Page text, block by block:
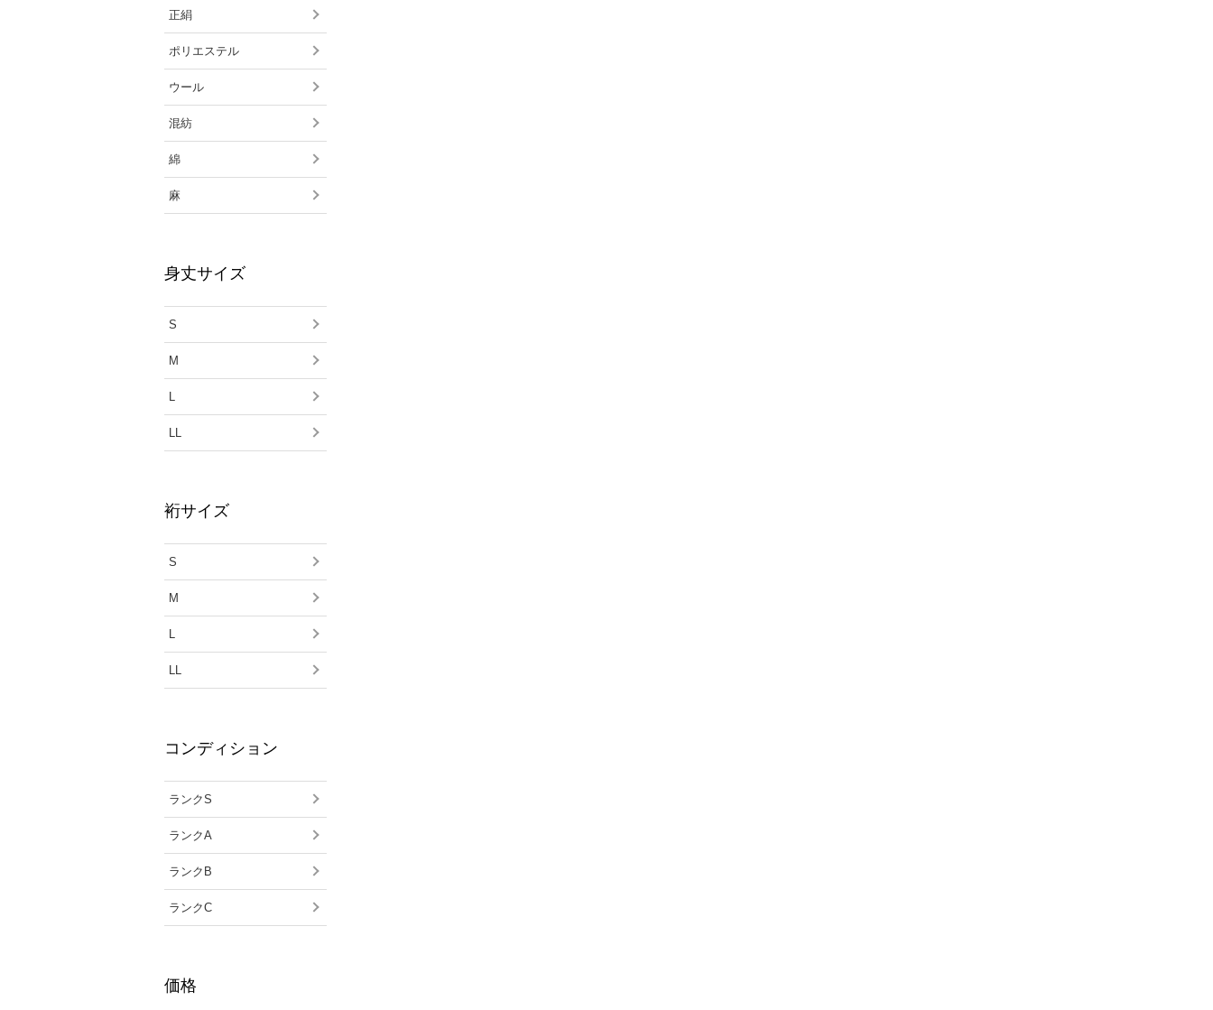
正絹
ポリエステル
ウール
混紡
綿
麻
身丈サイズ
S
M
L
LL
裄サイズ
S
M
L
LL
コンディション
ランクS
ランクA
ランクB
ランクC
価格